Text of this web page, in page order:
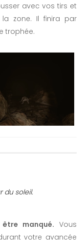
avec vos tirs et
zone. Il finira par
trophée.
du soleil.
manqué. Vous
votre avancée